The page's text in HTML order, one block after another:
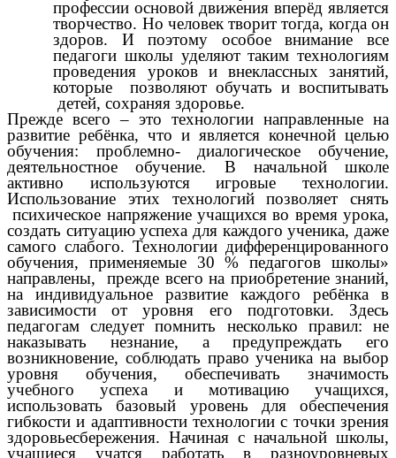
профессии основой движения вперёд является
творчество. Но человек творит тогда, когда он
здоров. И поэтому особое внимание все
педагоги школы уделяют таким технологиям
проведения уроков и внеклассных занятий,
которые позволяют обучать и воспитывать
детей, сохраняя здоровье.
Прежде всего – это технологии направленные на
развитие ребёнка, что и является конечной целью
обучения: проблемно- диалогическое обучение,
деятельностное обучение. В начальной школе
активно используются игровые технологии.
Использование этих технологий позволяет снять
психическое напряжение учащихся во время урока,
создать ситуацию успеха для каждого ученика, даже
самого слабого. Технологии дифференцированного
обучения, применяемые 30 % педагогов школы»
направлены, прежде всего на приобретение знаний,
на индивидуальное развитие каждого ребёнка в
зависимости от уровня его подготовки. Здесь
педагогам следует помнить несколько правил: не
наказывать незнание, а предупреждать его
возникновение, соблюдать право ученика на выбор
уровня обучения, обеспечивать значимость
учебного успеха и мотивацию учащихся,
использовать базовый уровень для обеспечения
гибкости и адаптивности технологии с точки зрения
здоровьесбережения. Начиная с начальной школы,
учащиеся учатся работать в разноуровневых